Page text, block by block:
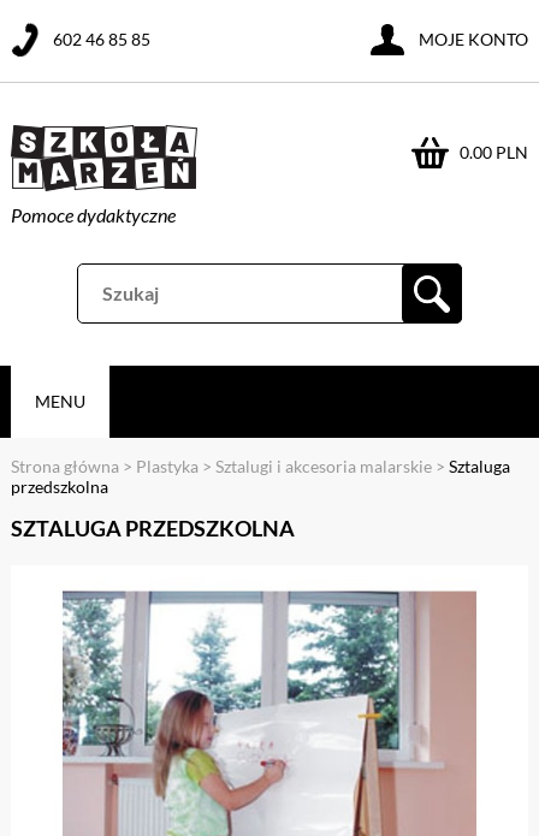
Pomoce dydaktyczne
0.00 PLN
602 46 85 85 MOJE KONTO
MENU
Strona główna > Plastyka > Sztalugi i akcesoria malarskie> Sztaluga
przedszkolna
SZTALUGA PRZEDSZKOLNA